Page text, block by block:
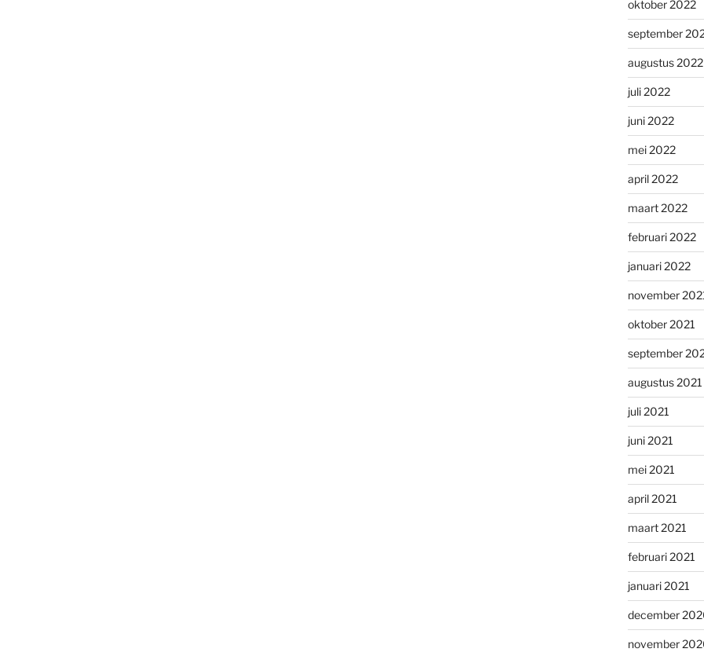
oktober 2022
september
augustus 2022
juli 2022
juni 2022
mei 2022
april 2022
maart 2022
februari 2022
januari 2022
november
oktober 2021
september
augustus 2021
juli 2021
juni 2021
mei 2021
april 2021
maart 2021
februari 2021
januari 2021
december
november